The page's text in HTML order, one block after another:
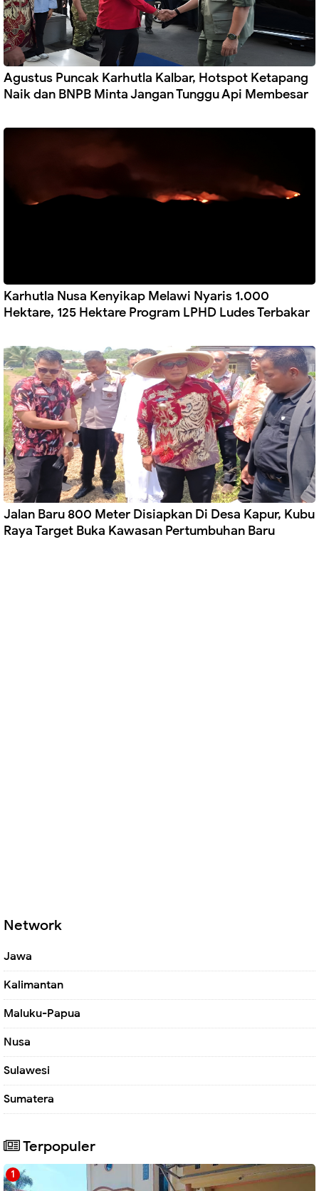
Agustus Puncak Karhutla Kalbar, Hotspot Ketapang
Naik dan BNPB Minta Jangan Tunggu Api Membesar
Karhutla Nusa Kenyikap Melawi Nyaris 1.000
Hektare, 125 Hektare Program LPHD Ludes Terbakar
Jalan Baru 800 Meter Disiapkan Di Desa Kapur, Kubu
Raya Target Buka Kawasan Pertumbuhan Baru
Network
Jawa
Kalimantan
Maluku-Papua
Nusa
Sulawesi
Sumatera
Terpopuler